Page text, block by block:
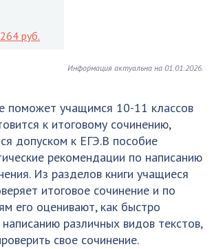
руб.
Информация актуальна на 01.01.2026.
поможет учащимся 10-11 классов
к итоговому сочинению,
допуском к ЕГЭ.В пособие
рекомендации по написанию
Из разделов книги учащиеся
итоговое сочинение и по
его оценивают, как быстро
различных видов текстов,
свое сочинение.